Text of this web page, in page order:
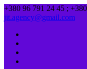
+380 96 791 24 45 ;
jit.agency@gmail.com